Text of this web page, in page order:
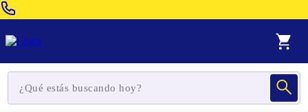
WhatsApp: (302) 262-4104